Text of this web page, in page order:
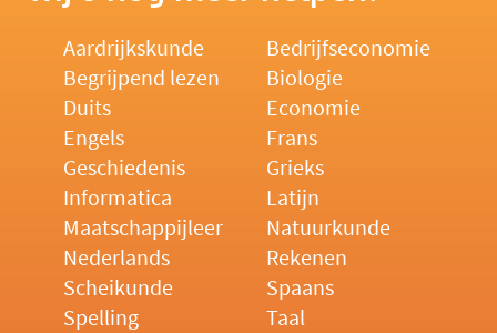
Aardrijkskunde
Bedrijfseconomie
Begrijpend lezen
Biologie
Duits
Economie
Engels
Frans
Geschiedenis
Grieks
Informatica
Latijn
Maatschappijleer
Natuurkunde
Nederlands
Rekenen
Scheikunde
Spaans
Spelling
Taal